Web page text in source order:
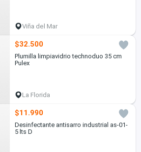
Viña del Mar
$32.500
Plumilla limpiavidrio technoduo 35 cm
Pulex
La Florida
$11.990
Desinfectante antisarro industrial as-01-
5 lts D